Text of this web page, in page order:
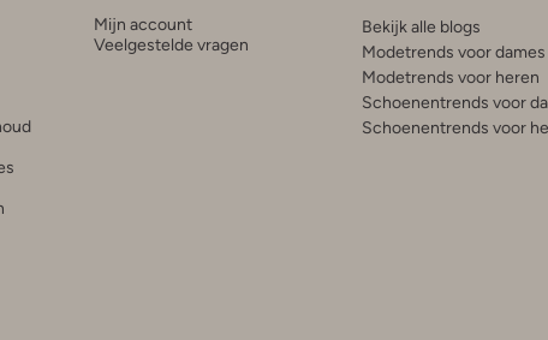
Mijn account
Veelgestelde vragen
Bekijk alle blogs
Modetrends voor dames
Modetrends voor heren
Schoenentrends voor
Schoenentrends voor